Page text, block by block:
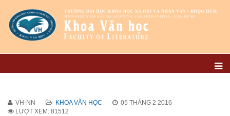
VH-NN KHOA VĂN HỌC
05 THÁNG 2 2016
LƯỢT XEM: 81512